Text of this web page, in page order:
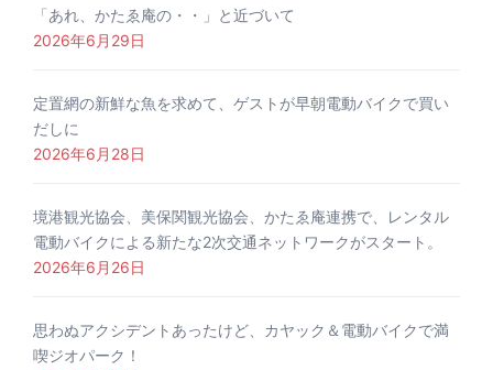
「あれ、かたゑ庵の・・」と近づいて
2026年6月29日
定置網の新鮮な魚を求めて、ゲストが早朝電動バイクで買い
だしに
2026年6月28日
境港観光協会、美保関観光協会、かたゑ庵連携で、レンタル
電動バイクによる新たな2次交通ネットワークがスタート。
2026年6月26日
思わぬアクシデントあったけど、カヤック＆電動バイクで満
喫ジオパーク！